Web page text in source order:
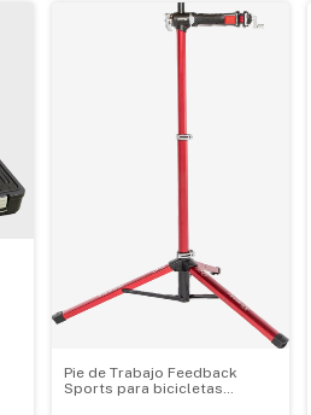
Pie de Trabajo Feedback
Sports para bicicletas